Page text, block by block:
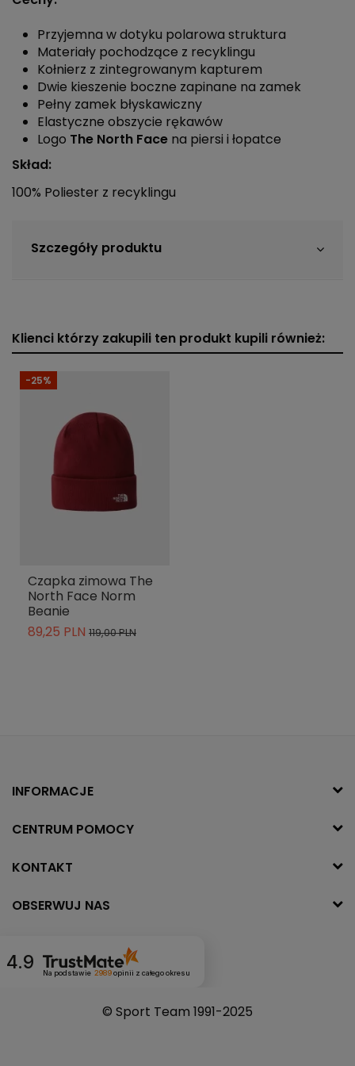
Przyjemna w dotyku polarowa struktura
Materiały pochodzące z recyklingu
Kołnierz z zintegrowanym kapturem
Dwie kieszenie boczne zapinane na zamek
Pełny zamek błyskawiczny
Elastyczne obszycie rękawów
Logo The North Face na piersi i łopatce
Skład:
100% Poliester z recyklingu
Szczegóły produktu
Klienci którzy zakupili ten produkt kupili również:
-25%
Czapka zimowa The
North Face Norm
Beanie
89,25 PLN 119,00 PLN
INFORMACJE
CENTRUM POMOCY
KONTAKT
OBSERWUJ NAS
4.9 Na podstawie 2989opinii z całego okresu
© Sport Team 1991-2025